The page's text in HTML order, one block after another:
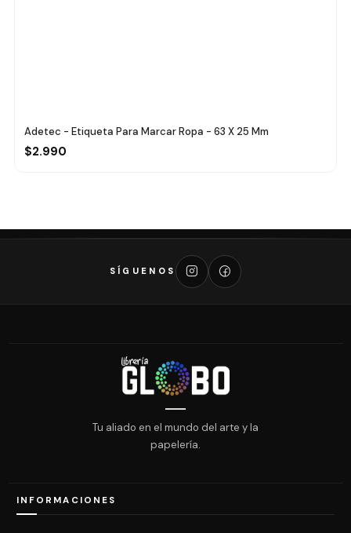
Adetec - Etiqueta Para Marcar Ropa - 63 X 25 Mm
$2.990
SÍGUENOS
Tu aliado en el mundo del arte y la
papelería.
INFORMACIONES